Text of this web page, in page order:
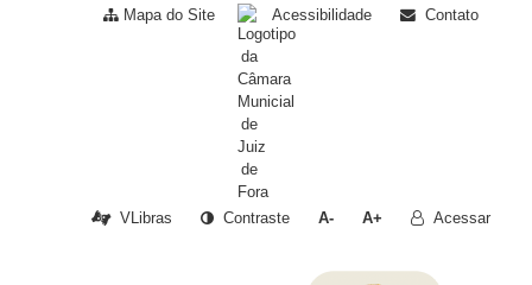
Mapa do Site Acessibilidade Contato
VLibras Contraste A- A+ Acessar